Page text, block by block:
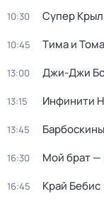
10:30 Супер
10:45 Тима и Тома
13:00 Джи-Джи
13:15 Инфинити
13:45 Барбоскины
16:30 Мой брат —
16:45 Край Бебис